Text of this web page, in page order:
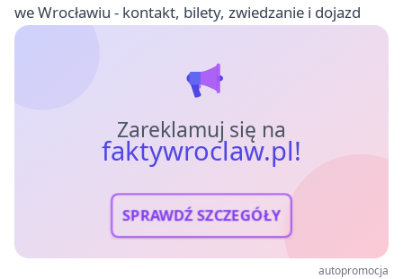
we Wrocławiu - kontakt, bilety, zwiedzanie i dojazd
Zareklamuj się na
faktywroclaw.pl!
SPRAWDŹ SZCZEGÓŁY
autopromocja